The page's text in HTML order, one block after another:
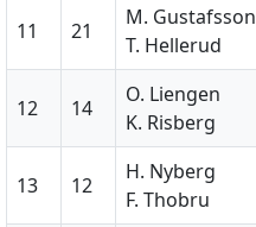
11 21
M. Gustafsson
T. Hellerud
12 14
O. Liengen
K. Risberg
13 12
H. Nyberg
F. Thobru